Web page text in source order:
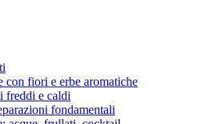
con fiori e erbe aromatiche
freddi e caldi
fondamentali